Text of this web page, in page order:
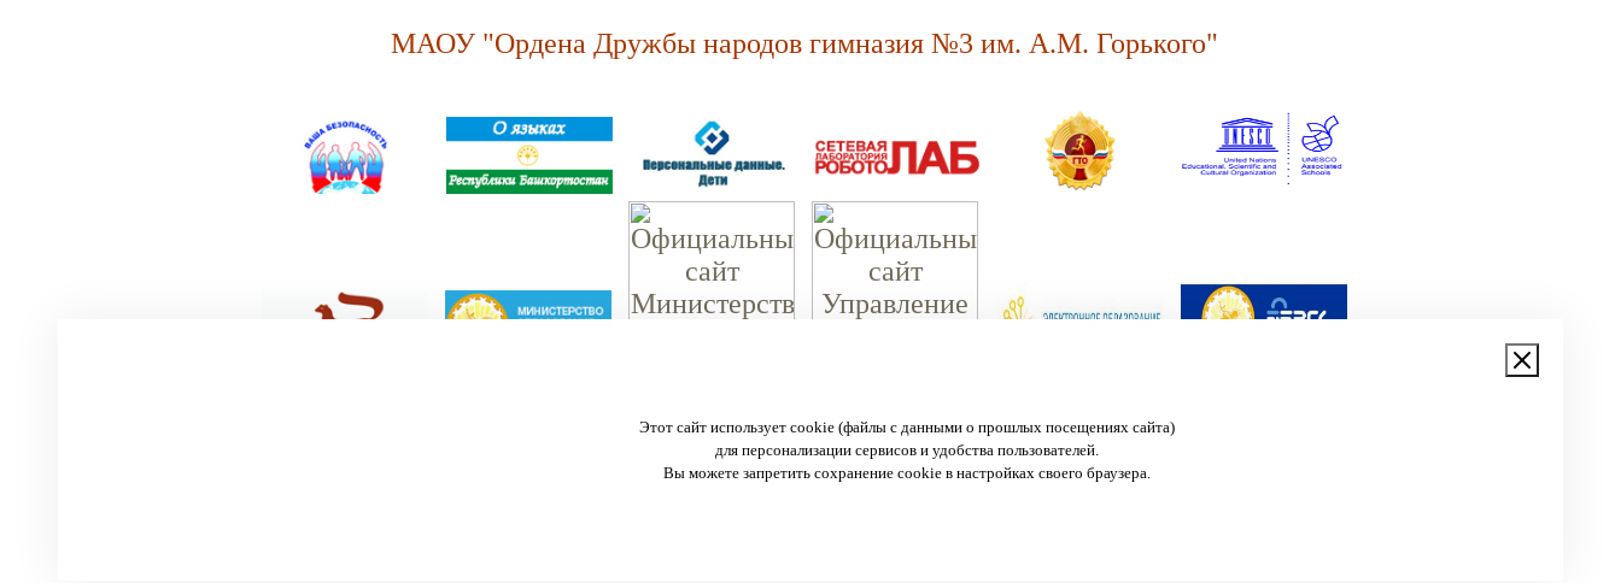
Этот сайт использует cookie (файлы с данными о прошлых посещениях сайта)
для персонализации сервисов и удобства пользователей.
Вы можете запретить сохранение cookie в настройках своего браузера.
МАОУ "Ордена Дружбы народов гимназия №3 им. А.М. Горького"
450057 г. Уфа, ул. Пушкина 108
тел.:(347) 272-29-44, 272-29-44